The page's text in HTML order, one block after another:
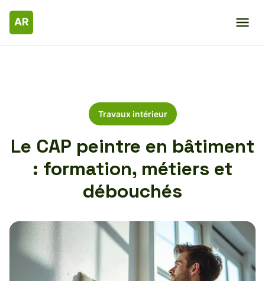
Travaux intérieur
Le CAP peintre en bâtiment
: formation, métiers et
débouchés